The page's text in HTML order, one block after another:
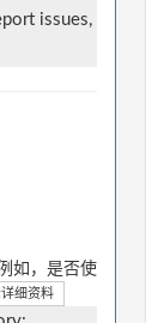
issues,
如，是否使
细资料